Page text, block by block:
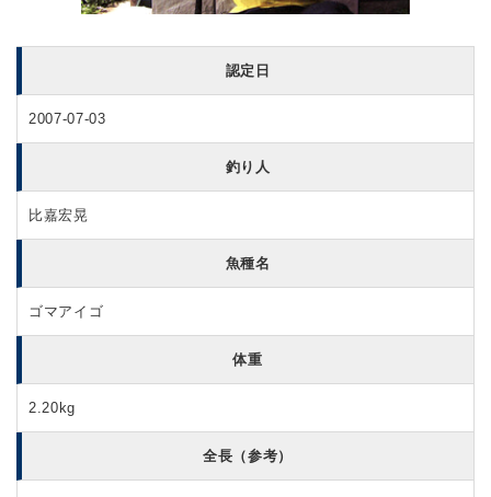
認定日
2007-07-03
釣り人
比嘉宏晃
魚種名
ゴマアイゴ
体重
2.20kg
全長（参考）